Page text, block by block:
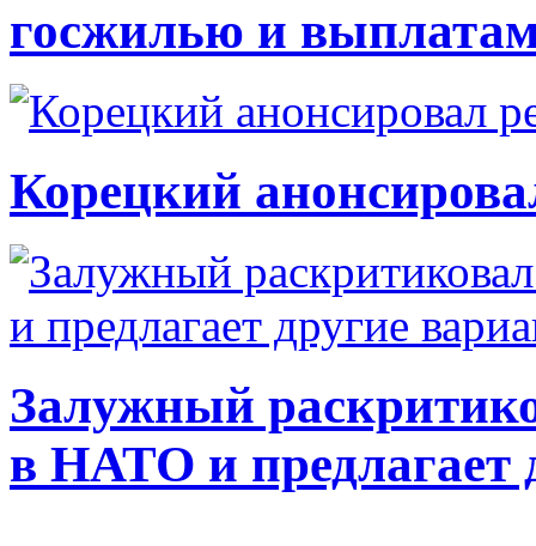
госжилью и
Корецкий
Залужный
в НАТО и предлагает